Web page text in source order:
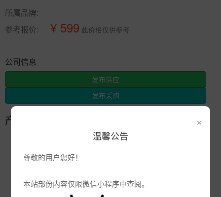
×
温馨公告
尊敬的用户您好！
本站部份内容仅限微信小程序中查阅。
所属品牌:
参考报价:
¥ 599 此价格仅供参考
公司信息
发布供应
发布采购
产品参数
品牌:
次数:
2095